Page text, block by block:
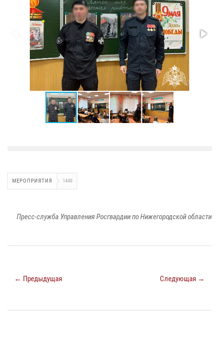
МЕРОПРИЯТИЯ 1449
Пресс-служба Управления Росгвардии по Нижегородской области
← Предыдущая Следующая →